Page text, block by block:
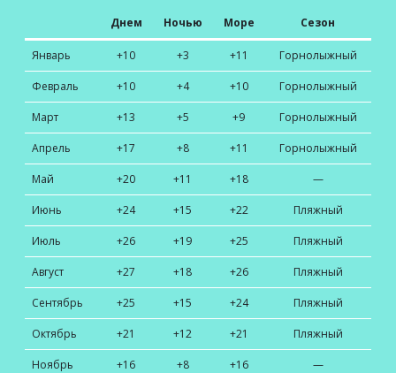
Днем Ночью Море Сезон
Январь +10 +3 +11 Горнолыжный
Февраль +10 +4 +10 Горнолыжный
Март +13 +5 +9 Горнолыжный
Апрель +17 +8 +11 Горнолыжный
Май +20 +11 +18 —
Июнь +24 +15 +22 Пляжный
Июль +26 +19 +25 Пляжный
Август +27 +18 +26 Пляжный
Сентябрь +25 +15 +24 Пляжный
Октябрь +21 +12 +21 Пляжный
Ноябрь +16 +8 +16 —